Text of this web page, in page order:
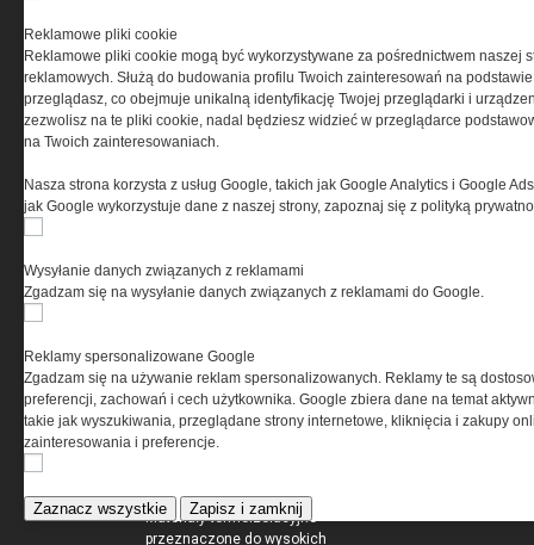
Rynek nieruchomości
Darmowe ebooki dla zarządców
nieruchomości
Na co zwrócić uwagę przy
skuteczna izolacja?
PORADNIK: Sposoby na
IZOLACJE.COM.PL
Kompozyt wapienno-konopny
ścian zewnętrznych
Materiały termoizolacyjne
przeznaczone do wysokich
Reklamowe pliki cookie
Reklamowe pliki cookie mogą być wykorzystywane za pośrednictwem naszej
reklamowych. Służą do budowania profilu Twoich zainteresowań na
przeglądasz, co obejmuje unikalną identyfikację Twojej przeglądarki i
zezwolisz na te pliki cookie, nadal będziesz widzieć w przeglądarce
na Twoich zainteresowaniach.
Nasza strona korzysta z usług Google, takich jak Google Analytics i Google
jak Google wykorzystuje dane z naszej strony, zapoznaj się z polityką
Wysyłanie danych związanych z reklamami
Zgadzam się na wysyłanie danych związanych z reklamami do Google.
Reklamy spersonalizowane Google
Zgadzam się na używanie reklam spersonalizowanych. Reklamy te są
preferencji, zachowań i cech użytkownika. Google zbiera dane na temat
takie jak wyszukiwania, przeglądane strony internetowe, kliknięcia i zakupy
zainteresowania i preferencje.
Zaznacz wszystkie Zapisz i zamknij